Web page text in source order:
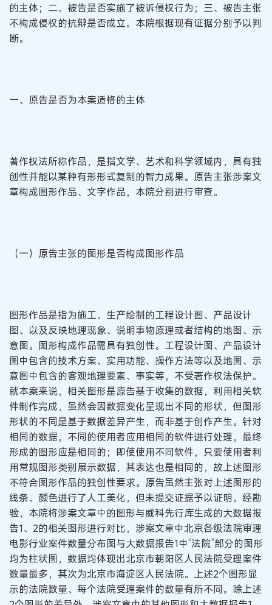
的主体；二、被告是否实施了被诉侵权行为；三、被告主张
不构成侵权的抗辩是否成立。本院根据现有证据分别予以判
断。
一、原告是否为本案适格的主体
著作权法所称作品，是指文学、艺术和科学领域内，具有独
创性并能以某种有形形式复制的智力成果。原告主张涉案文
章构成图形作品、文字作品，本院分别进行审查。
（一）原告主张的图形是否构成图形作品
图形作品是指为施工、生产绘制的工程设计图、产品设计
图、以及反映地理现象、说明事物原理或者结构的地图、示
意图。图形构成作品需具有独创性。工程设计图、产品设计
图中包含的技术方案、实用功能、操作方法等以及地图、示
意图中包含的客观地理要素、事实等，不受著作权法保护。
就本案来说，相关图形是原告基于收集的数据，利用相关软
件制作完成，虽然会因数据变化呈现出不同的形状，但图形
形状的不同是基于数据差异产生，而非基于创作产生。针对
相同的数据，不同的使用者应用相同的软件进行处理，最终
形成的图形应是相同的；即使使用不同软件，只要使用者利
用常规图形类别展示数据，其表达也是相同的，故上述图形
不符合图形作品的独创性要求。原告虽然主张对上述图形的
线条、颜色进行了人工美化，但未提交证据予以证明。经勘
验，本院将涉案文章中的图形与威科先行库生成的大数据报
告1、2的相关图形进行对比，涉案文章中北京各级法院审理
电影行业案件数量分布图与大数据报告1中“法院”部分的图形
均为柱状图，数据均体现出北京市朝阳区人民法院受理案件
数量最多，其次为北京市海淀区人民法院。上述2个图形显
示的法院数量、每个法院受理案件的数量有所不同。除上述